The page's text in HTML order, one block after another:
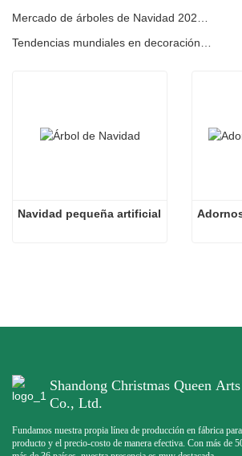
Navidad pequeña artificial
Shandong Christmas Queen
Co., Ltd.
Fundamos nuestra propia línea de producción en fábrica
producto y el precio-costo de manera efectiva. Con más de